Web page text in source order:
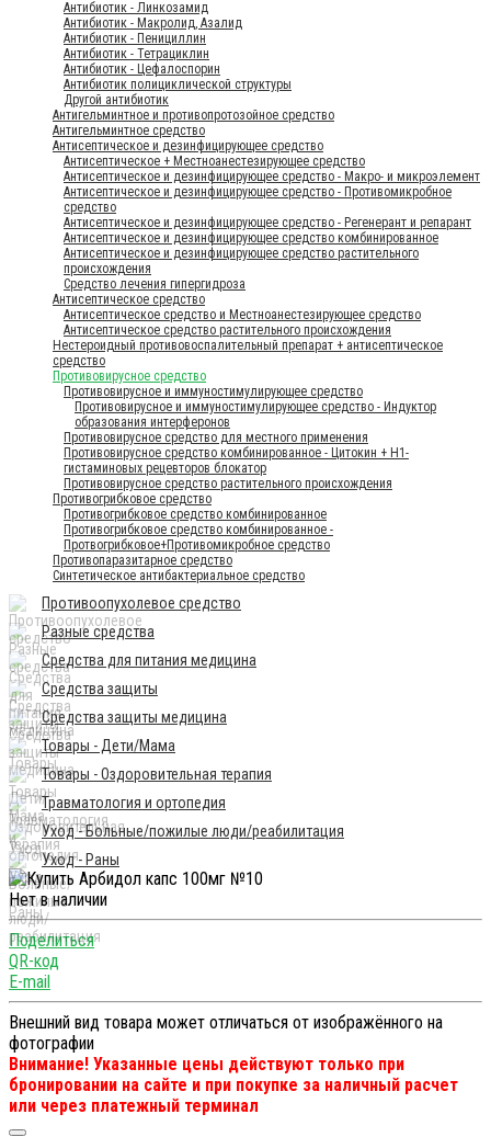
Антибиотик - Линкозамид
Антибиотик - Макролид, Азалид
Антибиотик - Пенициллин
Антибиотик - Тетрациклин
Антибиотик - Цефалоспорин
Антибиотик полициклической структуры
Другой антибиотик
Антигельминтное и противопротозойное средство
Антигельминтное средство
Антисептическое и дезинфицирующее средство
Антисептическое + Местноанестезирующее средство
Антисептическое и дезинфицирующее средство - Макро- и микроэлемент
Антисептическое и дезинфицирующее средство - Противомикробное
средство
Антисептическое и дезинфицирующее средство - Регенерант и репарант
Антисептическое и дезинфицирующее средство комбинированное
Антисептическое и дезинфицирующее средство растительного
происхождения
Средство лечения гипергидроза
Антисептическое средство
Антисептическое средство и Местноанестезирующее средство
Антисептическое средство растительного происхождения
Нестероидный противовоспалительный препарат + антисептическое
средство
Противовирусное средство
Противовирусное и иммуностимулирующее средство
Противовирусное и иммуностимулирующее средство - Индуктор
образования интерферонов
Противовирусное средство для местного применения
Противовирусное средство комбинированное - Цитокин + Н1-
гистаминовых рецевторов блокатор
Противовирусное средство растительного происхождения
Противогрибковое средство
Противогрибковое средство комбинированное
Противогрибковое средство комбинированное -
Протвогрибковое+Противомикробное средство
Противопаразитарное средство
Синтетическое антибактериальное средство
Противоопухолевое средство
Разные средства
Средства для питания медицина
Средства защиты
Средства защиты медицина
Товары - Дети/Мама
Товары - Оздоровительная терапия
Травматология и ортопедия
Уход - Больные/пожилые люди/реабилитация
Уход - Раны
Нет в наличии
Поделиться
QR-код
E-mail
Внешний вид товара может отличаться от изображённого на
фотографии
Внимание! Указанные цены действуют только при
бронировании на сайте и при покупке за наличный расчет
или через платежный терминал